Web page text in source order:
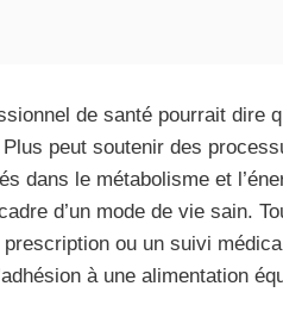
de santé pourrait dire
peut soutenir des
dans le métabolisme et
d’un mode de vie sain.
ou un suivi
à une alimentation